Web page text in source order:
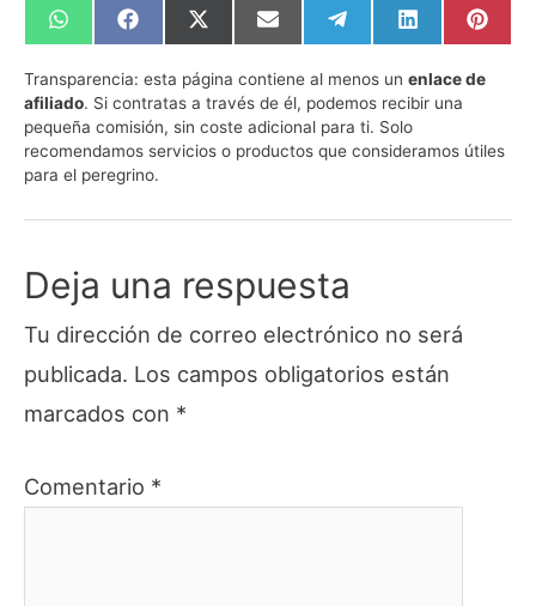
Compartir
en
WhatsApp
Compartir
en
Facebook
Compartir
en
X
(Twitter)
Compartir
en
Email
Compartir
en
Telegram
Compartir
en
LinkedIn
en
Transparencia: esta página contiene al menos un enlace de
afiliado. Si contratas a través de él, podemos recibir una
pequeña comisión, sin coste adicional para ti. Solo
recomendamos servicios o productos que consideramos útiles
para el peregrino.
Deja una respuesta
Tu dirección de correo electrónico no será
publicada. Los campos obligatorios están
marcados con *
Comentario *